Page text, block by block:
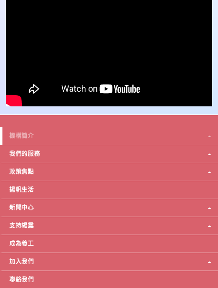
機構簡介
我們的服務
政策焦點
揚帆生活
新聞中心
支持楊震
成為義工
加入我們
聯絡我們